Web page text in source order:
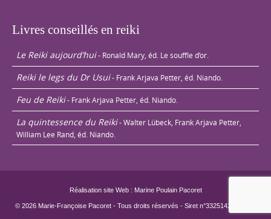
Livres conseillés en reiki
Le Reiki aujourd’hui- Ronald Mary, éd. Le souffle d’or.
Reiki le legs du Dr Usui- Frank Arjava Petter, éd. Niando.
Feu de Reiki- Frank Arjava Petter, éd. Niando.
La quintessence du Reiki- Walter Lübeck, Frank Arjava Petter,
William Lee Rand, éd. Niando.
Réalisation site Web : Marine Poulain Pacoret
© 2026 Marie-Françoise Pacoret - Tous droits réservés - Siret n°33251429800022